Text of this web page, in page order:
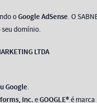
oGoogle AdSense. O
seu domínio.
LTDA
Google.
Inc. eGOOGLE®é